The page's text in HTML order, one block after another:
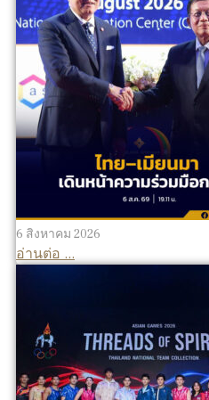
6 สิงหาคม 2026
อ่านต่อ ...